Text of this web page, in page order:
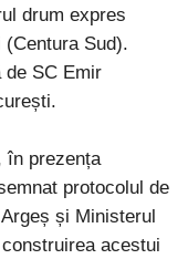
drum expres
Sud).
de SC Emir
în prezența
protocolul de
și Ministerul
acestui